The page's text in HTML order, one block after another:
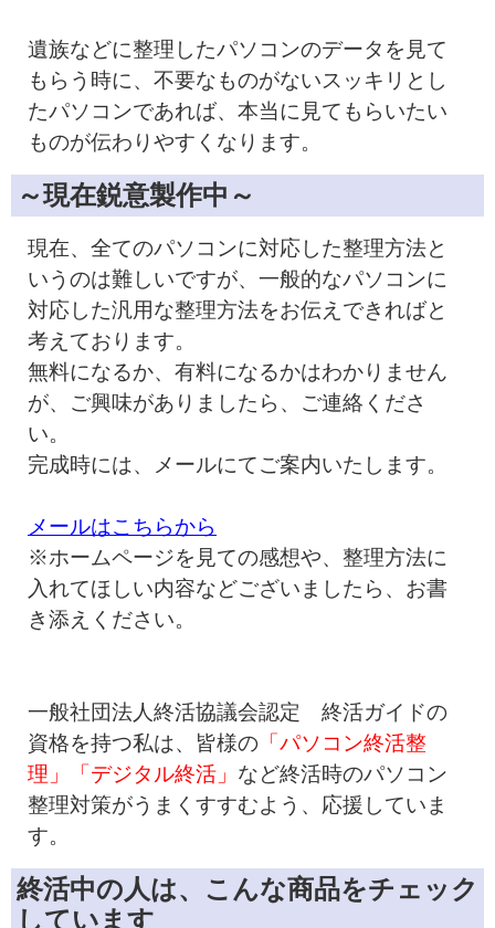
遺族などに整理したパソコンのデータを見て
もらう時に、不要なものがないスッキリとし
たパソコンであれば、本当に見てもらいたい
ものが伝わりやすくなります。
～現在鋭意製作中～
現在、全てのパソコンに対応した整理方法と
いうのは難しいですが、一般的なパソコンに
対応した汎用な整理方法をお伝えできればと
考えております。
無料になるか、有料になるかはわかりません
が、ご興味がありましたら、ご連絡くださ
い。
完成時には、メールにてご案内いたします。
メールはこちらから
※ホームページを見ての感想や、整理方法に
入れてほしい内容などございましたら、お書
き添えください。
一般社団法人終活協議会認定 終活ガイドの
資格を持つ私は、皆様の 「パソコン終活整
理」「デジタル終活」 など終活時のパソコン
整理対策がうまくすすむよう、応援していま
す。
終活中の人は、こんな商品をチェック
しています